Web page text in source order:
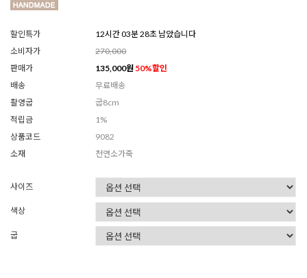
할인특가
12시간 03분 26초 남았습니다
소비자가
270,000
판매가
135,000원 50%할인
배송
무료배송
촬영굽
굽8cm
적립금
1%
상품코드
9082
소재
천연소가죽
사이즈
색상
굽